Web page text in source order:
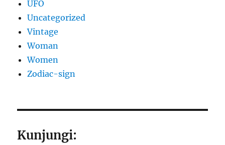
UFO
Uncategorized
Vintage
Woman
Women
Zodiac-sign
Kunjungi: